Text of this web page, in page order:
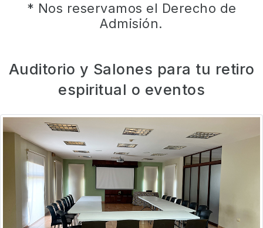
* Nos reservamos el Derecho de
Admisión.
Auditorio y Salones para tu retiro
espiritual o eventos